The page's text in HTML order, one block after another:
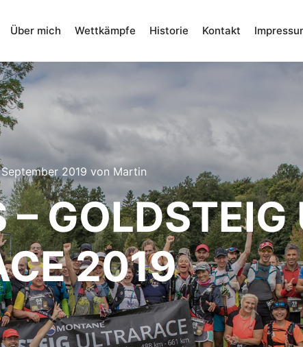
Über mich Wettkämpfe Historie Kontakt
2019 von Martin
GOLDSTEIG
2019